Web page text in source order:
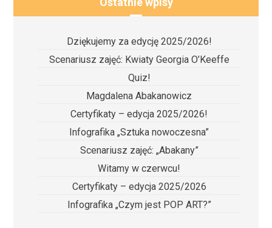
Dziękujemy za edycję 2025/2026!
Scenariusz zajęć: Kwiaty Georgia O’Keeffe
Quiz!
Magdalena Abakanowicz
Certyfikaty – edycja 2025/2026!
Infografika „Sztuka nowoczesna”
Scenariusz zajęć: „Abakany”
Witamy w czerwcu!
Certyfikaty – edycja 2025/2026
Infografika „Czym jest POP ART?”